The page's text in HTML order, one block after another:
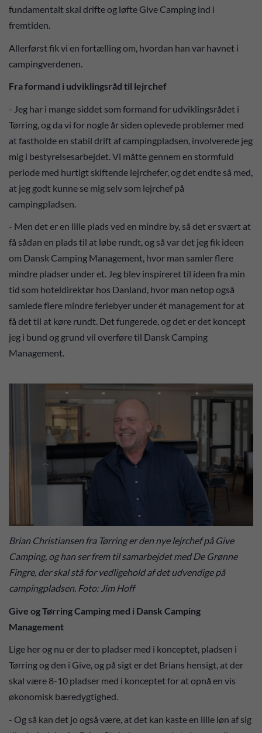
fundamentalt skal drifte og løfte Give Camping ind i
fremtiden.
Allerførst fik vi en fortælling om, hvordan han var havnet i
campingverdenen.
Fra formand i udviklingsråd til lejrchef
- Jeg har i mange siddet som formand for udviklingsrådet i
Tørring, og da vi for nogle år siden oplevede problemer med
at fastholde en stabil drift af campingpladsen, involverede jeg
mig i bestyrelsesarbejdet. Vi måtte gennem en stormfuld
periode med hurtigt skiftende lejrchefer, og det endte så med,
at jeg godt kunne se mig selv som lejrchef på
campingpladsen.
- Men det er en lille plads ved en mindre by, så det er svært at
få sådan en plads til at løbe rundt, og så var det jeg fik ideen
om Dansk Camping Management, hvor man samler flere
mindre pladser under et. Jeg blev inspireret til ideen fra min
tid som hoteldirektør hos Danland, hvor man netop også
samlede flere mindre feriebyer under ét management for at
få det til at køre rundt. Det fungerede, og det er det koncept
jeg i bund og grund vil overføre til Dansk Camping
Management.
Brian Christiansen fra Tørring er den nye lejrchef på Give
Camping, og han ser frem til samarbejdet med De Grønne
Fingre, der skal stå for vedligehold af det udvendige på
campingpladsen. Foto: Jim Hoff
Give og Tørring Camping med i Dansk Camping
Management
Lige her og nu er der to pladser med i konceptet, pladsen i
Tørring og den i Give, og på sigt er det Brians hensigt, at der
skal være 8-10 pladser med i konceptet for at opnå en vis
økonomisk bæredygtighed.
- Og så kan det jo også være, at det kan kaste en lille løn af sig